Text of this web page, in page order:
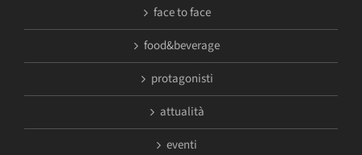
face to face
food&beverage
protagonisti
attualità
eventi